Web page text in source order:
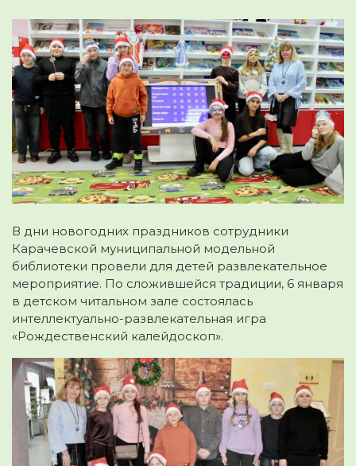
В дни новогодних праздников сотрудники
Карачевской муниципальной модельной
библиотеки провели для детей развлекательное
мероприятие. По сложившейся традиции, 6 января
в детском читальном зале состоялась
интеллектуально-развлекательная игра
«Рождественский калейдоскоп».